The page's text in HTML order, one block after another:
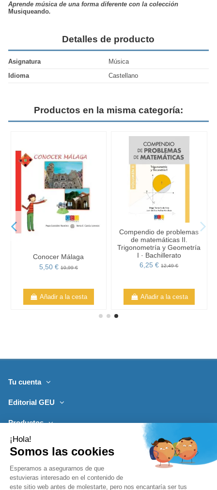
Aprende música de una forma diferente con la colección
Musiqueando.
Detalles de producto
Asignatura
Música
Idioma
Castellano
Productos en la misma categoría:
Conocer Málaga
5,50 € 10,99 €
Añadir a la cesta
Compendio de problemas
de matemáticas II.
Trigonometría y Geometría
I · Bachillerato
6,25 €12,49 €
Añadir a la cesta
Tu cuenta
Editorial GEU
Productos
Lo más leído
Síguenos